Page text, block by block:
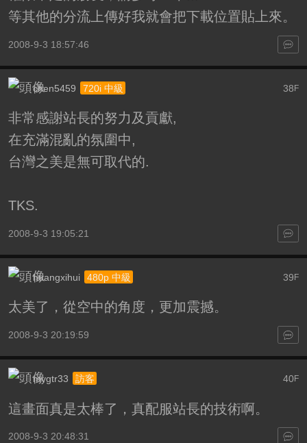
等其他的分流上傳好我就會把下載位置貼上來。
2008-9-3 18:57:46
38F
chen5459 720i 中級
非常感謝站長的努力及貢獻,
在充滿混亂的氛圍中,
台灣之美是無可取代的.
TKS.
2008-9-3 19:05:21
39F
huangxihui 480p 中級
太美了，從空中的角度，更加震撼。
2008-9-3 20:19:59
40F
mygtr33 訪客
這畫面真是太棒了，真配服站長的技術啊。
2008-9-3 20:48:31